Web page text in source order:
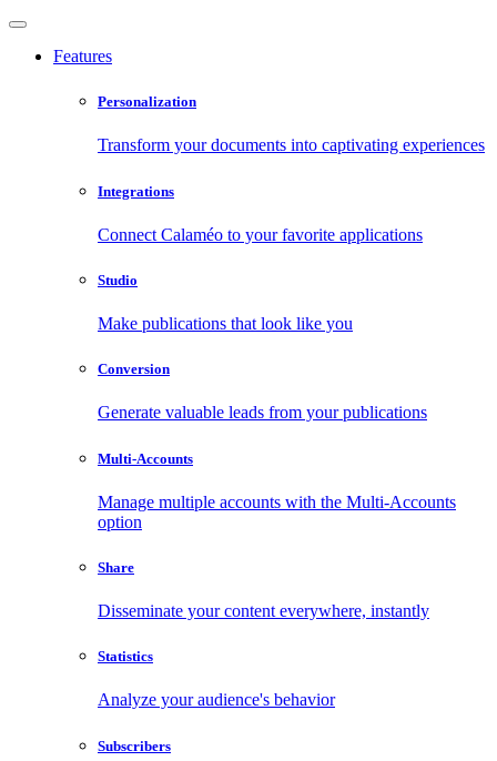
Features
Personalization
Transform your documents into captivating experiences
Integrations
Connect Calaméo to your favorite applications
Studio
Make publications that look like you
Conversion
Generate valuable leads from your publications
Multi-Accounts
Manage multiple accounts with the Multi-Accounts
option
Share
Disseminate your content everywhere, instantly
Statistics
Analyze your audience's behavior
Subscribers